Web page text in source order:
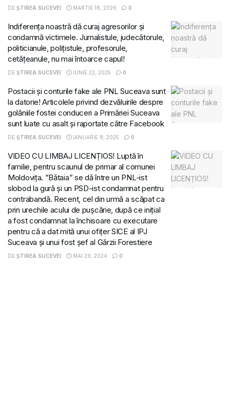
DE ȘTIREA SUCEVEI MARTIE 18, 2026 0
Indiferența noastră dă curaj agresorilor și
condamnă victimele. Jurnalistule, judecătorule,
politicianule, polițistule, profesorule,
cetățeanule, nu mai întoarce capul!
DE ȘTIREA SUCEVEI IUNIE 22, 2025 0
Postacii și conturile fake ale PNL Suceava sunt
la datorie! Articolele privind dezvăluirile despre
golăniile fostei conduceri a Primăriei Suceava
sunt luate cu asalt și raportate către Facebook
DE ȘTIREA SUCEVEI IANUARIE 8, 2025 0
VIDEO CU LIMBAJ LICENȚIOS! Luptă în
familie, pentru scaunul de primar al comunei
Moldovița. ”Bătaia” se dă între un PNL-ist
slobod la gură și un PSD-ist condamnat pentru
contrabandă. Recent, cel din urmă a scăpat ca
prin urechile acului de pușcărie, după ce inițial
a fost condamnat la închisoare cu executare
pentru că a dat mită unui ofițer SICE al IPJ
Suceava și unui fost șef al Gărzii Forestiere
DE ȘTIREA SUCEVEI MAI 29, 2024 0